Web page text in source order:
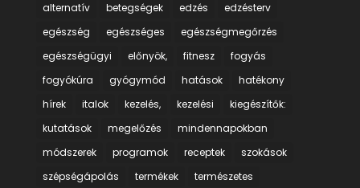
alternatív betegségek edzés
edzésterv
egészség
egészséges
egészségmegőrzés
egészségügyi
előnyök, fitnesz
fogyás
fogyókúra
gyógymód hatások
hatékony
hírek
italok kezelés, kezelési
kiegészítők:
kutatások
megelőzés
mindennapokban
módszerek
programok receptek
szokások
szépségápolás
termékek
természetes